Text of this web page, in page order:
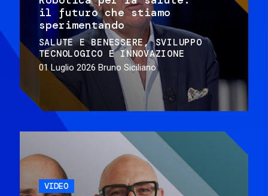
il futuro che stiamo
sperimentando
SALUTE E BENESSERE
SVILUPPO
TECNOLOGICO E INNOVAZIONE
01 Luglio 2026 Bruno Siciliano
VIDEO